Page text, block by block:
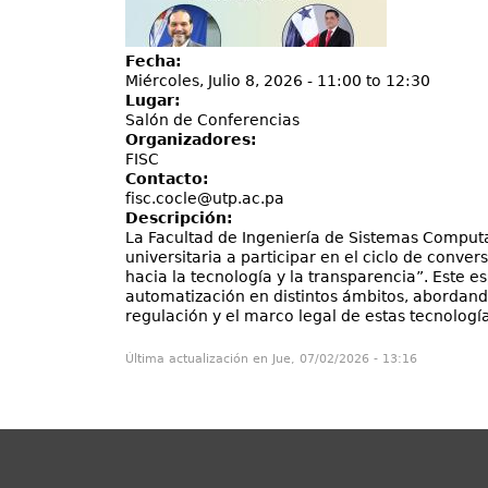
Fecha:
Miércoles, Julio 8, 2026 - 11:00 to 12:30
Lugar:
Salón de Conferencias
Organizadores:
FISC
Contacto:
fisc.cocle@utp.ac.pa
Descripción:
La Facultad de Ingeniería de Sistemas
universitaria a participar en el ciclo de
hacia la tecnología y la transparencia”. Este
automatización en distintos ámbitos,
regulación y el marco legal de estas
Última actualización en Jue, 07/02/2026 - 13:16